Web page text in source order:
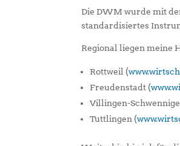
Die DWM wurde mit
standardisiertes
Regional liegen meine
Rottweil (
Freudenstadt (
Villingen-
Tuttlingen (